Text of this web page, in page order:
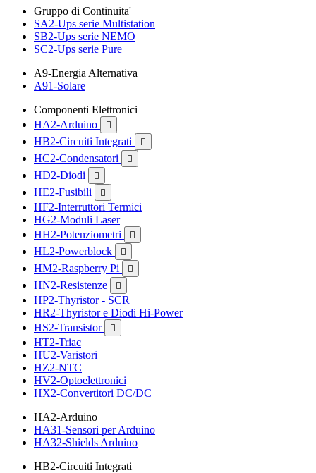
Gruppo di Continuita'
SA2-Ups serie Multistation
SB2-Ups serie NEMO
SC2-Ups serie Pure
A9-Energia Alternativa
A91-Solare
Componenti Elettronici
HA2-Arduino

HB2-Circuiti Integrati 
HC2-Condensatori 
HD2-Diodi 
HE2-Fusibili 
HF2-Interruttori Termici
HG2-Moduli Laser
HH2-Potenziometri

HL2-Powerblock 
HM2-Raspberry Pi 
HN2-Resistenze 
HP2-Thyristor - SCR
HR2-Thyristor e Diodi Hi-Power
HS2-Transistor

HT2-Triac
HU2-Varistori
HZ2-NTC
HV2-Optoelettronici
HX2-Convertitori DC/DC
HA2-Arduino
HA31-Sensori per Arduino
HA32-Shields Arduino
HB2-Circuiti Integrati